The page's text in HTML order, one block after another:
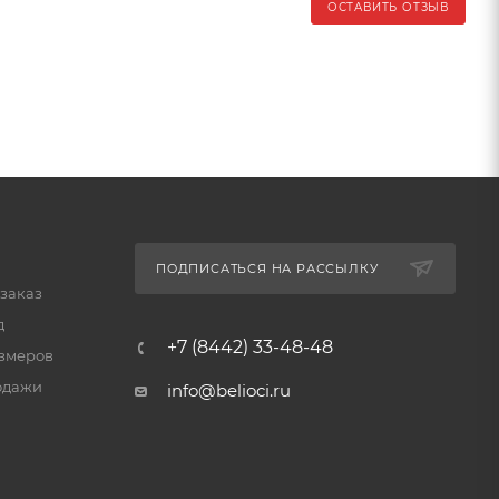
ОСТАВИТЬ ОТЗЫВ
ПОДПИСАТЬСЯ НА РАССЫЛКУ
+7 (8442) 33-48-48
info@belioci.ru